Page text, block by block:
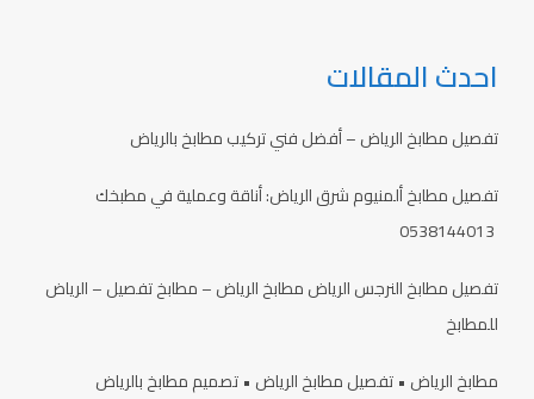
احدث المقالات
تفصيل مطابخ الرياض – أفضل فني تركيب مطابخ بالرياض
تفصيل مطابخ ألمنيوم شرق الرياض: أناقة وعملية في مطبخك
تفصيل مطابخ النرجس الرياض مطابخ الرياض – مطابخ تفصيل – الرياض
للمطابخ
مطابخ الرياض • تفصيل مطابخ الرياض • تصميم مطابخ بالرياض